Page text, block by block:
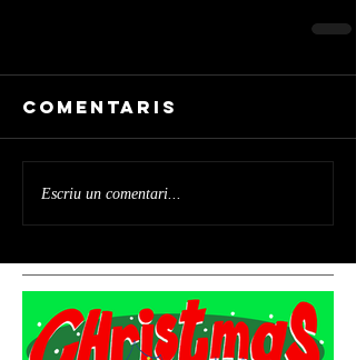
Comentaris
Escriu un comentari...